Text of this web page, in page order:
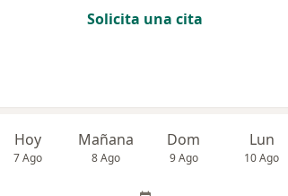
Solicita una cita
Hoy
7 Ago
Mañana
8 Ago
Dom
9 Ago
Lun
10 Ago